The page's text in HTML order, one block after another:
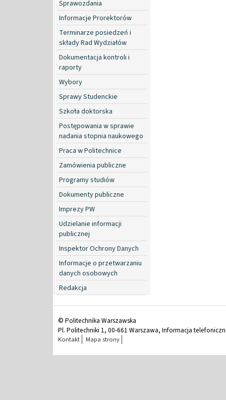
Sprawozdania
Informacje Prorektorów
Terminarze posiedzeń i
składy Rad Wydziałów
Dokumentacja kontroli i
raporty
Wybory
Sprawy Studenckie
Szkoła doktorska
Postępowania w sprawie
nadania stopnia naukowego
Praca w Politechnice
Zamówienia publiczne
Programy studiów
Dokumenty publiczne
Imprezy PW
Udzielanie informacji
publicznej
Inspektor Ochrony Danych
Informacje o przetwarzaniu
danych osobowych
Redakcja
© Politechnika Warszawska
Pl. Politechniki 1, 00-661 Warszawa, Informacja
Kontakt Mapa strony